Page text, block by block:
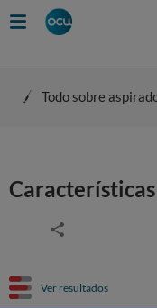
Todo sobre
Ver resultados